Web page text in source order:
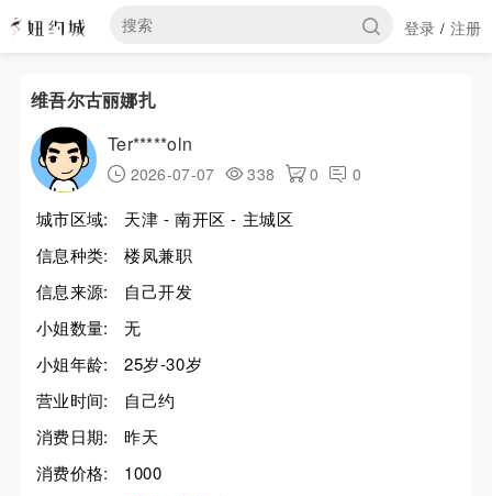
登录 / 注册
维吾尔古丽娜扎
Ter*****oln
2026-07-07 338 0 0
城市区域:
天津 - 南开区 - 主城区
信息种类:
楼凤兼职
信息来源:
自己开发
小姐数量:
无
小姐年龄:
25岁-30岁
营业时间:
自己约
消费日期:
昨天
消费价格:
1000